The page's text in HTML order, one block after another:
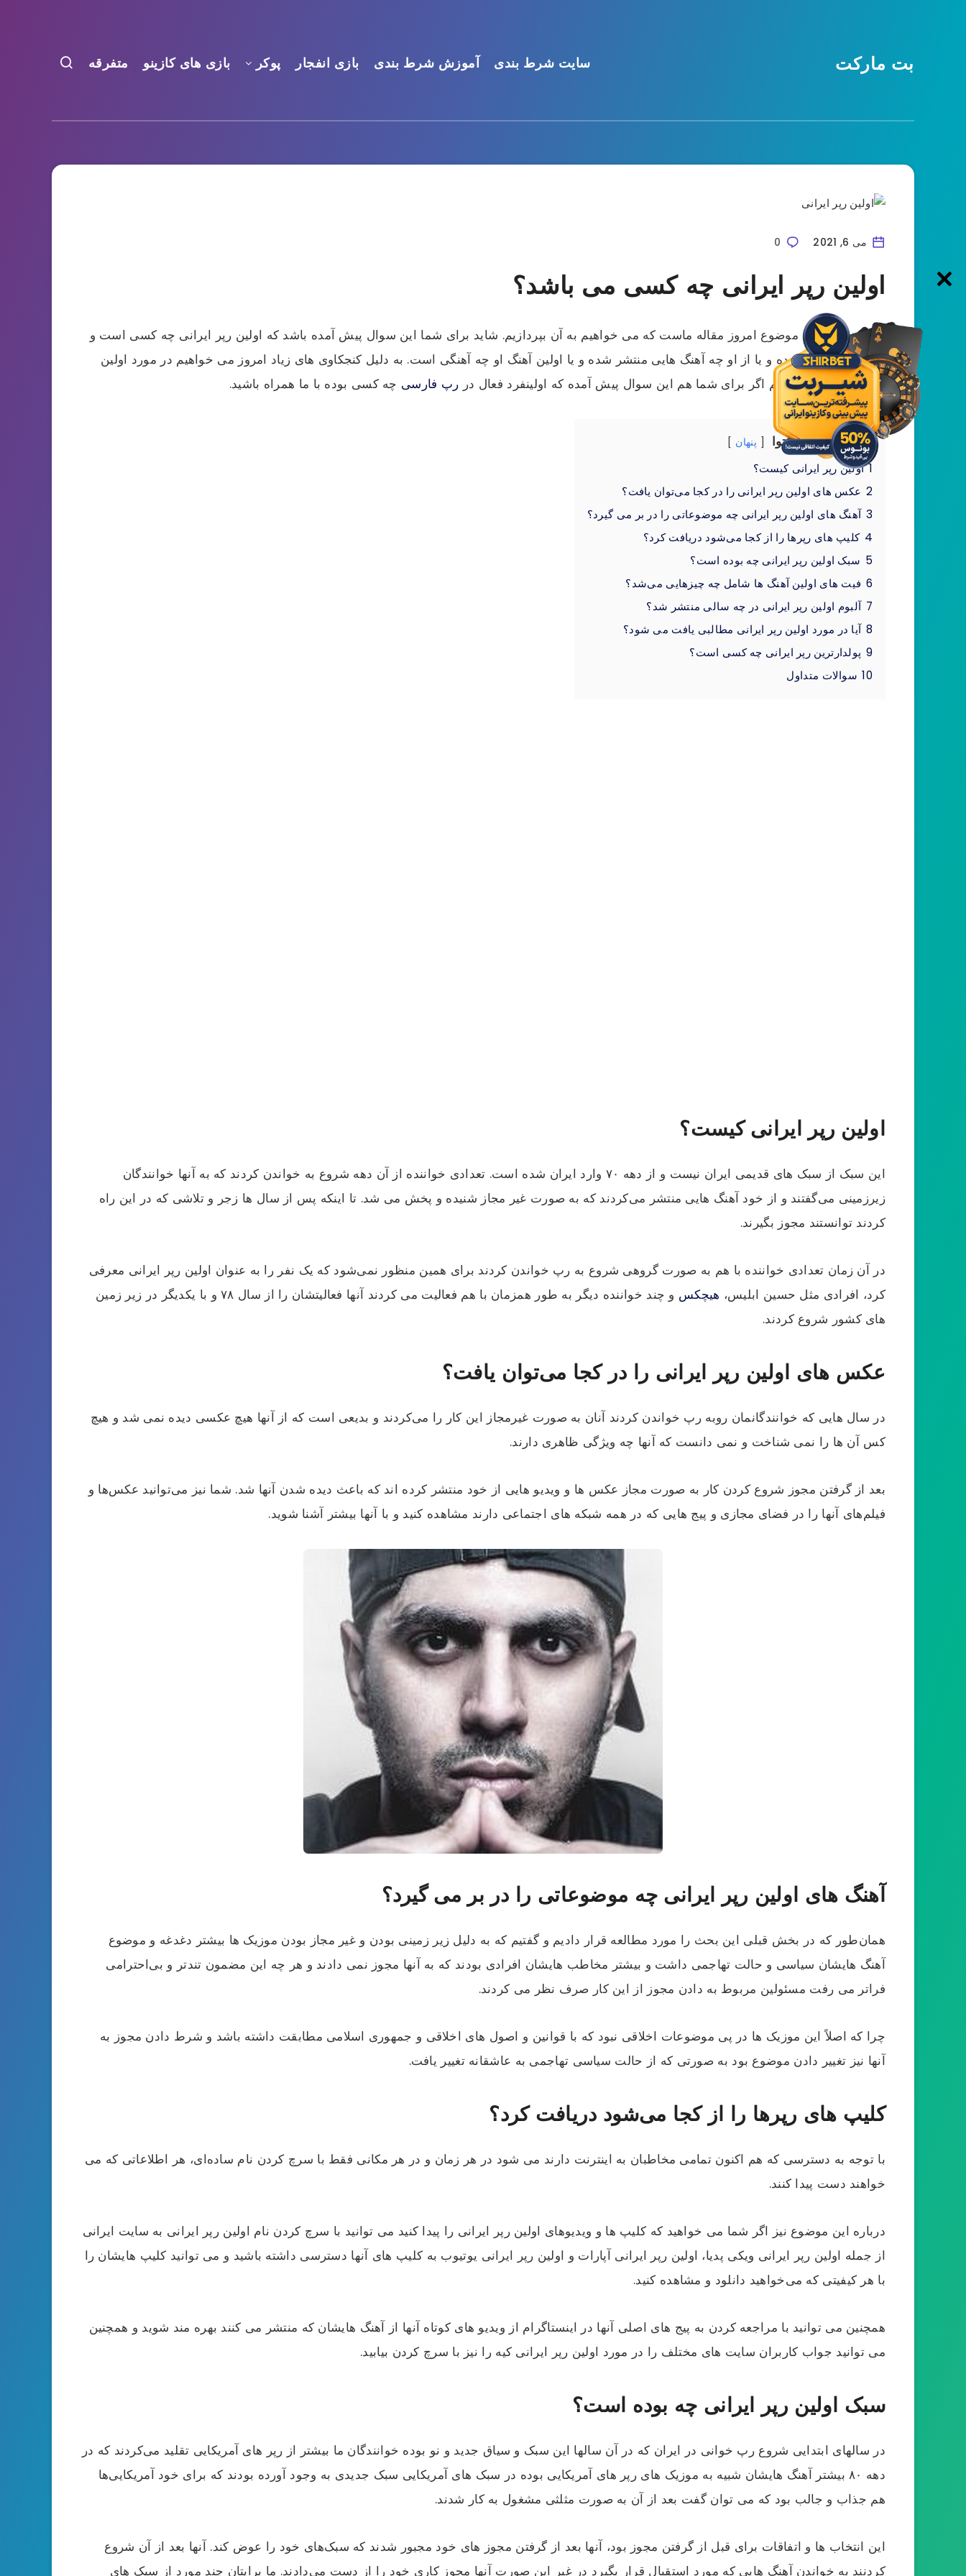
بت مارکت سایت شرط بندی آموزش شرط بندی بازی انفجار پوکر بازی های کازینو متفرقه
می 6, 2021 0
اولین رپر ایرانی چه کسی می باشد؟
اولین رپر ایرانی موضوع امروز مقاله ماست که می خواهیم به آن بپردازیم. شاید برای شما این سوال پیش آمده باشد که اولین رپر ایرانی چه کسی است و
دارای چه سبکی بوده و یا از او چه آهنگ هایی منتشر شده و یا اولین آهنگ او چه آهنگی است. به دلیل کنجکاوی های زیاد امروز می خواهیم در مورد اولین
رپر ایرانی صحبت کنیم اگر برای شما هم این سوال پیش آمده که اولینفرد فعال در رپ فارسی چه کسی بوده با ما همراه باشید.
لیست عناوین محتوا پنهان
1 اولین رپر ایرانی کیست؟
2 عکس های اولین رپر ایرانی را در کجا می‌توان یافت؟
3 آهنگ های اولین رپر ایرانی چه موضوعاتی را در بر می گیرد؟
4 کلیپ های رپرها را از کجا می‌شود دریافت کرد؟
5 سبک اولین رپر ایرانی چه بوده است؟
6 فیت های اولین آهنگ ها شامل چه چیزهایی می‌شد؟
7 آلبوم اولین رپر ایرانی در چه سالی منتشر شد؟
8 آیا در مورد اولین رپر ایرانی مطالبی یافت می شود؟
9 پولدارترین رپر ایرانی چه کسی است؟
10 سوالات متداول
اولین رپر ایرانی کیست؟
این سبک از سبک های قدیمی ایران نیست و از دهه ۷۰ وارد ایران شده است. تعدادی خواننده از آن دهه شروع به خواندن کردند که به آنها خوانندگان
زیرزمینی می‌گفتند و از خود آهنگ هایی منتشر می‌کردند که به صورت غیر مجاز شنیده و پخش می شد. تا اینکه پس از سال ها زجر و تلاشی که در این راه
کردند توانستند مجوز بگیرند.
در آن زمان تعدادی خواننده با هم به صورت گروهی شروع به رپ خواندن کردند برای همین منظور نمی‌شود که یک نفر را به عنوان اولین رپر ایرانی معرفی
کرد، افرادی مثل حسین ابلیس، هیچکس
و چند خواننده دیگر به طور همزمان با هم فعالیت می کردند آنها فعالیتشان را از سال ۷۸ و با یکدیگر در زیر زمین
های کشور شروع کردند.
عکس های اولین رپر ایرانی را در کجا می‌توان یافت؟
در سال هایی که خوانندگانمان روبه رپ خواندن کردند آنان به صورت غیرمجاز این کار را می‌کردند و بدیعی است که از آنها هیچ عکسی دیده نمی شد و هیچ
کس آن ها را نمی شناخت و نمی دانست که آنها چه ویژگی ظاهری دارند.
بعد از گرفتن مجوز شروع کردن کار به صورت مجاز عکس ها و ویدیو هایی از خود منتشر کرده اند که باعث دیده شدن آنها شد. شما نیز می‌توانید عکس‌ها و
فیلم‌های آنها را در فضای مجازی و پیج هایی که در همه شبکه های اجتماعی دارند مشاهده کنید و با آنها بیشتر آشنا شوید.
آهنگ های اولین رپر ایرانی چه موضوعاتی را در بر می گیرد؟
همان‌طور که در بخش قبلی این بحث را مورد مطالعه قرار دادیم و گفتیم که به دلیل زیر زمینی بودن و غیر مجاز بودن موزیک ها بیشتر دغدغه و موضوع
آهنگ هایشان سیاسی و حالت تهاجمی داشت و بیشتر مخاطب هایشان افرادی بودند که به آنها مجوز نمی دادند و هر چه این مضمون تندتر و بی‌احترامی
فراتر می رفت مسئولین مربوط به دادن مجوز از این کار صرف نظر می کردند.
چرا که اصلاً این موزیک ها در پی موضوعات اخلاقی نبود که با قوانین و اصول های اخلاقی و جمهوری اسلامی مطابقت داشته باشد و شرط دادن مجوز به
آنها نیز تغییر دادن موضوع بود به صورتی که از حالت سیاسی تهاجمی به عاشقانه تغییر یافت.
کلیپ های رپرها را از کجا می‌شود دریافت کرد؟
با توجه به دسترسی که هم اکنون تمامی مخاطبان به اینترنت دارند می شود در هر زمان و در هر مکانی فقط با سرچ کردن نام ساده‌ای، هر اطلاعاتی که می
خواهند دست پیدا کنند.
درباره این موضوع نیز اگر شما می خواهید که کلیپ ها و ویدیوهای اولین رپر ایرانی را پیدا کنید می توانید با سرچ کردن نام اولین رپر ایرانی به سایت ایرانی
از جمله اولین رپر ایرانی ویکی پدیا، اولین رپر ایرانی آپارات و اولین رپر ایرانی یوتیوب به کلیپ های آنها دسترسی داشته باشید و می توانید کلیپ هایشان را
با هر کیفیتی که می‌خواهید دانلود و مشاهده کنید.
همچنین می توانید با مراجعه کردن به پیج های اصلی آنها در اینستاگرام از ویدیو های کوتاه آنها از آهنگ هایشان که منتشر می کنند بهره مند شوید و همچنین
می توانید جواب کاربران سایت های مختلف را در مورد اولین رپر ایرانی کیه را نیز با سرچ کردن بیابید.
سبک اولین رپر ایرانی چه بوده است؟
در سالهای ابتدایی شروع رپ خوانی در ایران که در آن سالها این سبک و سیاق جدید و نو بوده خوانندگان ما بیشتر از رپر های آمریکایی تقلید می‌کردند که در
دهه ۸۰ بیشتر آهنگ هایشان شبیه‌ به موزیک های رپر های آمریکایی بوده در سبک های آمریکایی سبک جدیدی به وجود آورده بودند که برای خود آمریکایی‌ها
هم جذاب و جالب بود که می توان گفت بعد از آن به صورت مثلثی مشغول به کار شدند.
این انتخاب ها و اتفاقات برای قبل از گرفتن مجوز بود، آنها بعد از گرفتن مجوز های خود مجبور شدند که سبک‌های خود را عوض کند. آنها بعد از آن شروع
کردنند به خواندن آهنگ هایی که مورد استقبال قرار بگیرد در غیر این صورت آنها مجوز کاری خود را از دست می‌دادند. ما برایتان چند مورد از سبک های